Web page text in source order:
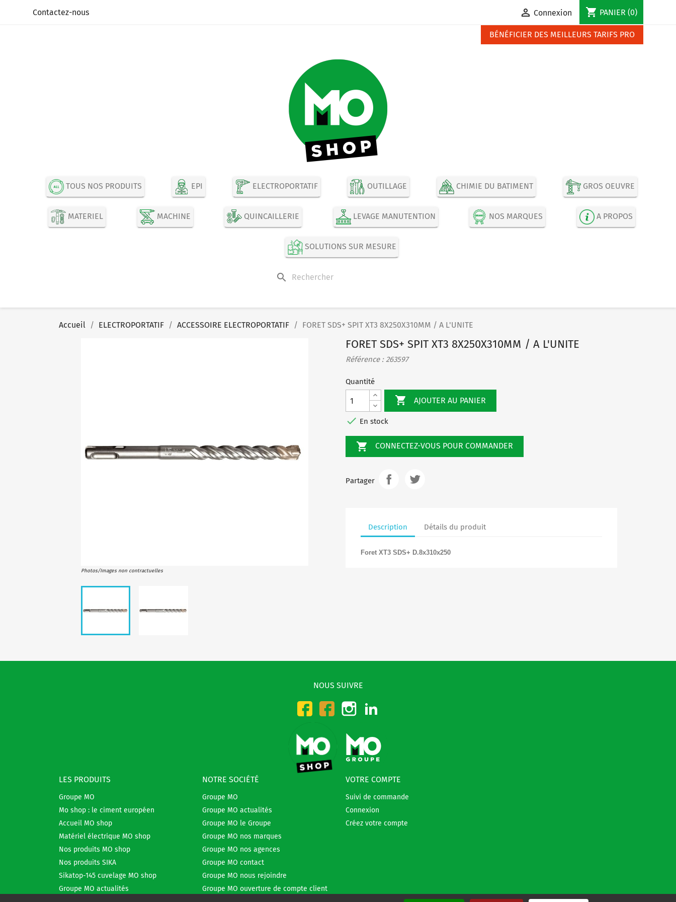
Contactez-nous  Connexion shopping_cart PANIER (0)
BÉNÉFICIER DES MEILLEURS TARIFS PRO
TOUS NOS PRODUITS EPI ELECTROPORTATIF OUTILLAGE CHIMIE DU BATIMENT GROS OEUVRE
MATERIEL MACHINE QUINCAILLERIE LEVAGE MANUTENTION NOS MARQUES A PROPOS
SOLUTIONS SUR MESURE
search
Accueil ELECTROPORTATIF ACCESSOIRE ELECTROPORTATIF FORET SDS+ SPIT XT3 8X250X310MM / A L'UNITE
Photos/Images non contractuelles
FORET SDS+ SPIT XT3 8X250X310MM / A L'UNITE
Référence : 263597
Quantité
 AJOUTER AU PANIER
 En stock
 CONNECTEZ-VOUS POUR COMMANDER
Partager
Description Détails du produit
Foret XT3 SDS+ D.8x310x250
NOUS SUIVRE
Facebook-CMO
Facebook-DMO
Instagram
LES PRODUITS
Groupe MO
Mo shop : le ciment européen
Accueil MO shop
Matériel électrique MO shop
Nos produits MO shop
Nos produits SIKA
Sikatop-145 cuvelage MO shop
Groupe MO actualités
NOTRE SOCIÉTÉ
Groupe MO
Groupe MO actualités
Groupe MO le Groupe
Groupe MO nos marques
Groupe MO nos agences
Groupe MO contact
Groupe MO nous rejoindre
Groupe MO ouverture de compte client
VOTRE COMPTE
Suivi de commande
Connexion
Créez votre compte